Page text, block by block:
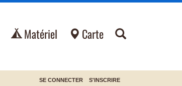
Matériel Carte
SE CONNECTER S'INSCRIRE